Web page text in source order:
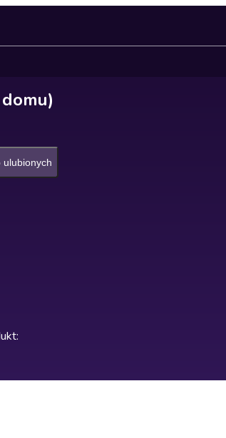
ulubionych
: